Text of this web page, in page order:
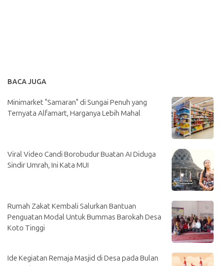
BACA JUGA
Minimarket "Samaran" di Sungai Penuh yang
Ternyata Alfamart, Harganya Lebih Mahal
Viral Video Candi Borobudur Buatan AI Diduga
Sindir Umrah, Ini Kata MUI
Rumah Zakat Kembali Salurkan Bantuan
Penguatan Modal Untuk Bummas Barokah Desa
Koto Tinggi
Ide Kegiatan Remaja Masjid di Desa pada Bulan